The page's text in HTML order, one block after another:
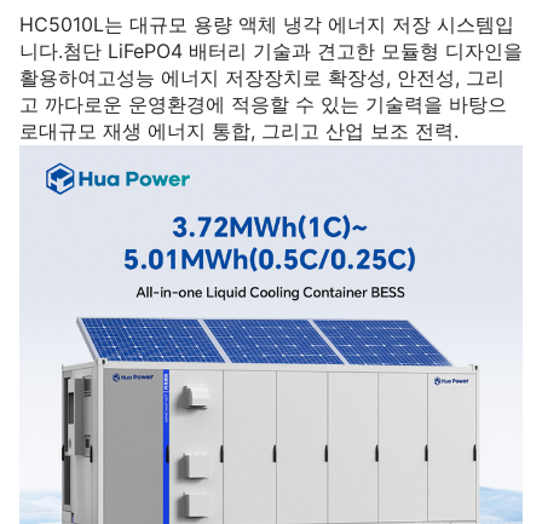
HC5010L는 대규모 용량 액체 냉각 에너지 저장 시스템입
니다.첨단 LiFePO4 배터리 기술과 견고한 모듈형 디자인을
활용하여고성능 에너지 저장장치로 확장성, 안전성, 그리
고 까다로운 운영환경에 적응할 수 있는 기술력을 바탕으
로대규모 재생 에너지 통합, 그리고 산업 보조 전력.